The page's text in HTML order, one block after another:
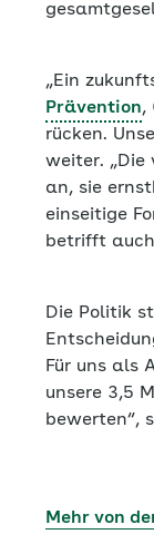
„Ein
Prävention,
rücken.
weiter. „Die
an, sie
einseitige
betrifft auch
Die Politik
Für uns als
unsere 3,5
bewerten“,
Mehr von